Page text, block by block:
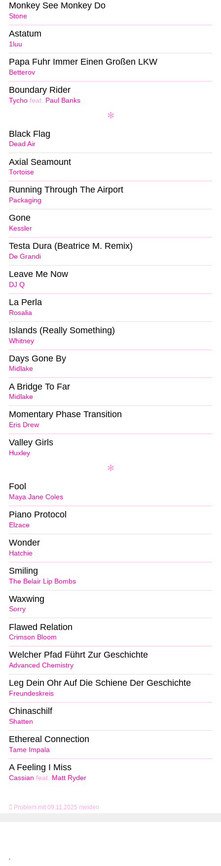
Problem mit 09.11.2025 melden
Stone
Monkey See Monkey Do
1luu
Astatum
Betterov
Papa Fuhr Immer Einen Großen LKW
Tycho feat. Paul Banks
Boundary Rider
Dead Air
Black Flag
Tortoise
Axial Seamount
Packaging
Running Through The Airport
Kessler
Gone
De Grandi
Testa Dura (Beatrice M. Remix)
DJ Q
Leave Me Now
Rosalia
La Perla
Whitney
Islands (Really Something)
Midlake
Days Gone By
Midlake
A Bridge To Far
Eris Drew
Momentary Phase Transition
Huxley
Valley Girls
Maya Jane Coles
Fool
Elzace
Piano Protocol
Hatchie
Wonder
The Belair Lip Bombs
Smiling
Sorry
Waxwing
Crimson Bloom
Flawed Relation
Advanced Chemistry
Welcher Pfad Führt Zur Geschichte
Freundeskreis
Leg Dein Ohr Auf Die Schiene Der Geschichte
Shatten
Chinaschilf
Tame Impala
Ethereal Connection
Cassian feat. Matt Ryder
A Feeling I Miss